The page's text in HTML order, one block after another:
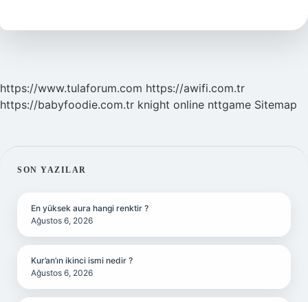
https://www.tulaforum.com https://awifi.com.tr
https://babyfoodie.com.tr knight online nttgame Sitemap
SIDEBAR
SON YAZILAR
En yüksek aura hangi renktir ?
Ağustos 6, 2026
Kur’an’ın ikinci ismi nedir ?
Ağustos 6, 2026